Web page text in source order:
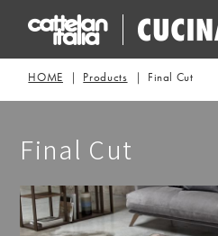
HOME Products Final Cut
Final Cut